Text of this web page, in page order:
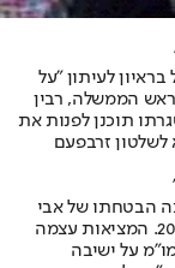
לעיתון "על
כהונתו כראש הממשלה, רבין
תוכנן לפנות את
זרבפעם
הבטחתו של אבי
גבאי, מנהיג מפלגת העבודה לבוחריו בספטמבר 2018. המציאות עצמה
על ישיבה